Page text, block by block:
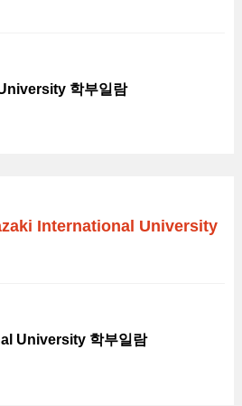
학부일람
International University
University 학부일람